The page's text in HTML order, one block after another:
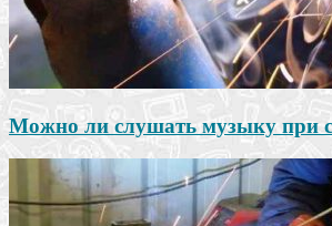
Можно ли слушать музыку при